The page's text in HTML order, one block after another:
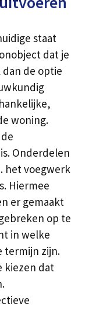
staat
dat je
de optie
woning.
Onderdelen
het voegwerk
Hiermee
er gemaakt
op te
in welke
termijn zijn.
kiezen dat